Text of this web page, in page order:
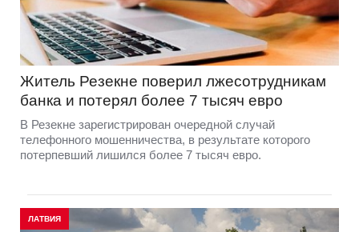
Житель Резекне поверил лжесотрудникам
банка и потерял более 7 тысяч евро
В Резекне зарегистрирован очередной случай
телефонного мошенничества, в результате которого
потерпевший лишился более 7 тысяч евро.
ЛАТВИЯ